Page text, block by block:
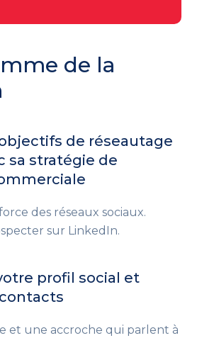
de la
de réseautage
sa stratégie de
des réseaux sociaux.
sur LinkedIn.
profil social et
et une accroche qui parlent à